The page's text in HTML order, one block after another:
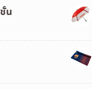
น